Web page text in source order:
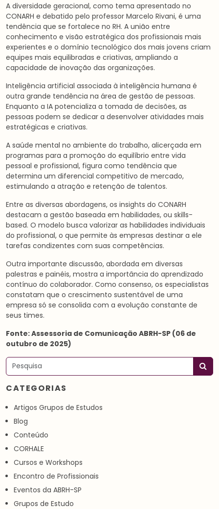
A diversidade geracional, como tema apresentado no
CONARH e debatido pelo professor Marcelo Rivani, é uma
tendência que se fortalece no RH. A união entre
conhecimento e visão estratégica dos profissionais mais
experientes e o domínio tecnológico dos mais jovens criam
equipes mais equilibradas e criativas, ampliando a
capacidade de inovação das organizações.
Inteligência artificial associada à inteligência humana é
outra grande tendência na área de gestão de pessoas.
Enquanto a IA potencializa a tomada de decisões, as
pessoas podem se dedicar a desenvolver atividades mais
estratégicas e criativas.
A saúde mental no ambiente do trabalho, alicerçada em
programas para a promoção do equilíbrio entre vida
pessoal e profissional, figura como tendência que
determina um diferencial competitivo de mercado,
estimulando a atração e retenção de talentos.
Entre as diversas abordagens, os insights do CONARH
destacam a gestão baseada em habilidades, ou skills-
based. O modelo busca valorizar as habilidades individuais
do profissional, o que permite às empresas destinar a ele
tarefas condizentes com suas competências.
Outra importante discussão, abordada em diversas
palestras e painéis, mostra a importância do aprendizado
contínuo do colaborador. Como consenso, os especialistas
constatam que o crescimento sustentável de uma
empresa só se consolida com a evolução constante de
seus times.
Fonte: Assessoria de Comunicação ABRH-SP (06 de
outubro de 2025)
Pesquisar
CATEGORIAS
Artigos Grupos de Estudos
Blog
Conteúdo
CORHALE
Cursos e Workshops
Encontro de Profissionais
Eventos da ABRH-SP
Grupos de Estudo